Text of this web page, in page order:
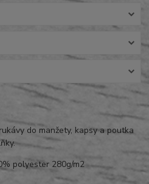
do manžety, kapsy a poutka
polyester 280g/m2